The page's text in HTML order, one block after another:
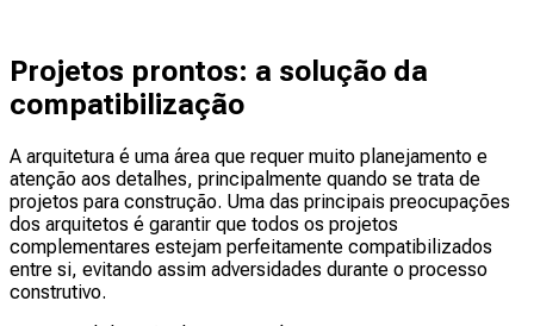
Projetos prontos: a solução da
compatibilização
A arquitetura é uma área que requer muito planejamento e
atenção aos detalhes, principalmente quando se trata de
projetos para construção. Uma das principais preocupações
dos arquitetos é garantir que todos os projetos
complementares estejam perfeitamente compatibilizados
entre si, evitando assim adversidades durante o processo
construtivo.